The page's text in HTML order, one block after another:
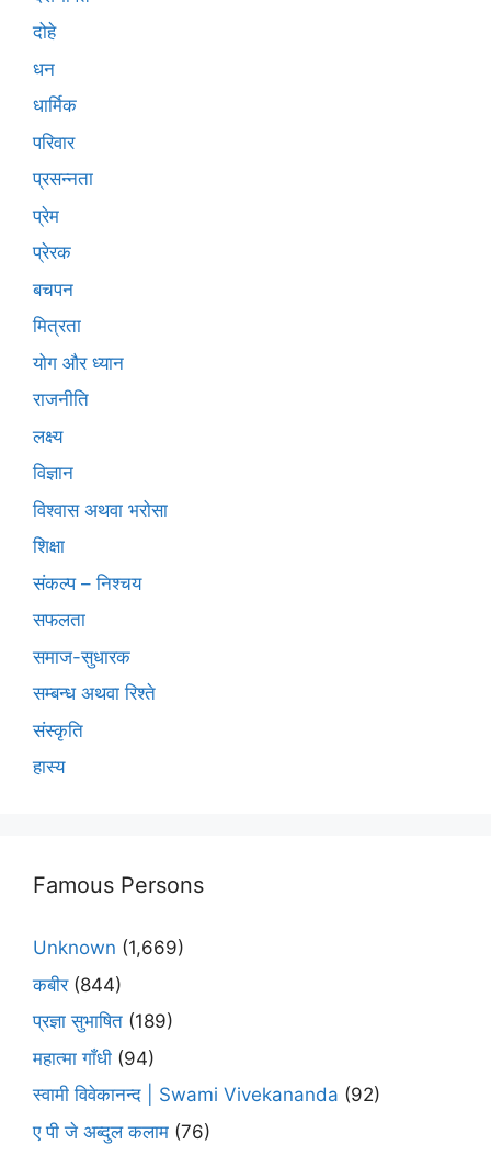
दोहे
धन
धार्मिक
परिवार
प्रसन्नता
प्रेम
प्रेरक
बचपन
मित्रता
योग और ध्यान
राजनीति
लक्ष्य
विज्ञान
विश्वास अथवा भरोसा
शिक्षा
संकल्प – निश्चय
सफलता
समाज-सुधारक
सम्बन्ध अथवा रिश्ते
संस्कृति
हास्य
Famous Persons
Unknown (1,669)
कबीर(844)
प्रज्ञा सुभाषित (189)
महात्मा गाँधी (94)
स्वामी विवेकानन्द | Swami Vivekananda (92)
ए पी जे अब्दुल कलाम (76)